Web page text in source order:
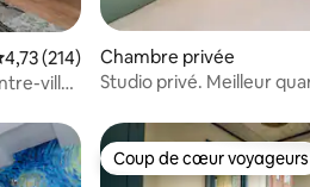
: 4,71 sur 5
moyenne sur la base de 214
4,73 (214)
ville
Chambre privée
Studio privé. Meilleur
Coup de cœur voyageurs
Coup de cœur voyageurs